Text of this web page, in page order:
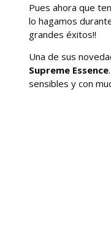
Pues ahora que
lo hagamos
grandes éxitos!!
Una de sus
Supreme Essence
sensibles y con